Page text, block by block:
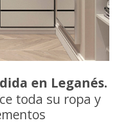
en Leganés.
toda su ropa y